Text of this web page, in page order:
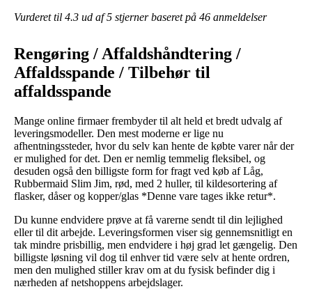
Vurderet til 4.3 ud af 5 stjerner baseret på 46 anmeldelser
Rengøring / Affaldshåndtering /
Affaldsspande / Tilbehør til
affaldsspande
Mange online firmaer frembyder til alt held et bredt udvalg af
leveringsmodeller. Den mest moderne er lige nu
afhentningssteder, hvor du selv kan hente de købte varer når der
er mulighed for det. Den er nemlig temmelig fleksibel, og
desuden også den billigste form for fragt ved køb af Låg,
Rubbermaid Slim Jim, rød, med 2 huller, til kildesortering af
flasker, dåser og kopper/glas *Denne vare tages ikke retur*.
Du kunne endvidere prøve at få varerne sendt til din lejlighed
eller til dit arbejde. Leveringsformen viser sig gennemsnitligt en
tak mindre prisbillig, men endvidere i høj grad let gængelig. Den
billigste løsning vil dog til enhver tid være selv at hente ordren,
men den mulighed stiller krav om at du fysisk befinder dig i
nærheden af netshoppens arbejdslager.